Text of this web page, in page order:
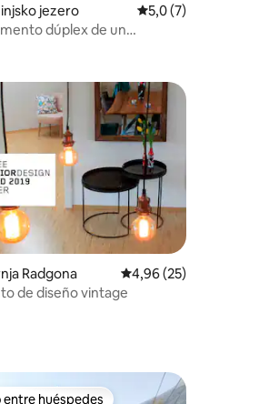
de 5. 182 evaluaciones
jezero Calificación
5,0 (7)
dúplex de un
de 5. 419 evaluaciones
Radgona Calificación
4,96 (25)
de diseño vintage
entre huéspedes